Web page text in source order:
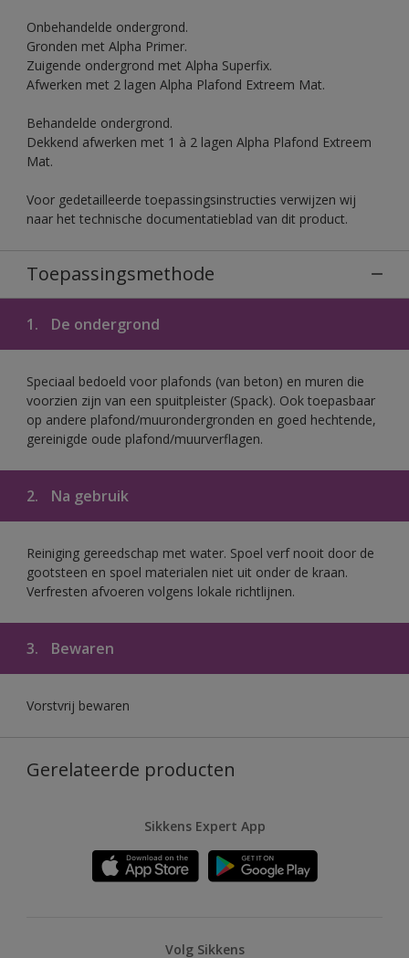
Onbehandelde ondergrond.
Gronden met Alpha Primer.
Zuigende ondergrond met Alpha Superfix.
Afwerken met 2 lagen Alpha Plafond Extreem Mat.
Behandelde ondergrond.
Dekkend afwerken met 1 à 2 lagen Alpha Plafond Extreem
Mat.
Voor gedetailleerde toepassingsinstructies verwijzen wij
naar het technische documentatieblad van dit product.
Toepassingsmethode
1. De ondergrond
Speciaal bedoeld voor plafonds (van beton) en muren die
voorzien zijn van een spuitpleister (Spack). Ook toepasbaar
op andere plafond/muurondergronden en goed hechtende,
gereinigde oude plafond/muurverflagen.
2. Na gebruik
Reiniging gereedschap met water. Spoel verf nooit door de
gootsteen en spoel materialen niet uit onder de kraan.
Verfresten afvoeren volgens lokale richtlijnen.
3. Bewaren
Vorstvrij bewaren
Gerelateerde producten
Sikkens Expert App
Volg Sikkens